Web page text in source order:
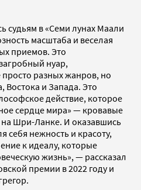
судьям в «Семи лунах Маали
масштаба и веселая
приемов. Это
нуар,
разных жанров, но
Востока и Запада. Это
действие, которое
сердце мира» — кровавые
Шри-Ланке. И оказавшись
себя нежность и красоту,
к идеалу, которые
жизнь», — рассказал
премии в 2022 году и